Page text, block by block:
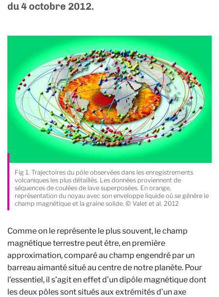
du 4 octobre 2012.
Fig 1. Trajectoires du pôle observées dans les enregistrements
volcaniques les plus détaillés. Les données proviennent de
séquences de coulées de lave superposées. En orange,
représentation du noyau avec son enveloppe liquide où se génère le
champ magnétique et la graine solide. © Valet et al. 2012
Comme on le représente le plus souvent, le champ
magnétique terrestre peut être, en première
approximation, comparé au champ engendré par un
barreau aimanté situé au centre de notre planète. Pour
l’essentiel, il s’agit en effet d’un dipôle magnétique dont
les deux pôles sont situés aux extrémités d’un axe